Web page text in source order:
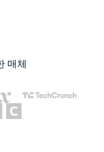
매체